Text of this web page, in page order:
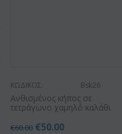
ΚΩΔΙΚΟΣ: Bsk26
Ανθισμένος κήπος σε
τετράγωνο χαμηλό καλάθι
€60.00 €50.00